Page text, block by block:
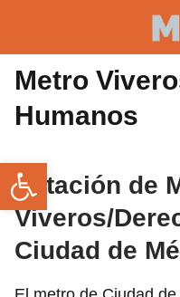
Metro
Humanos
Estación de
Viveros/
Ciudad de
Abrir barra de herramientas